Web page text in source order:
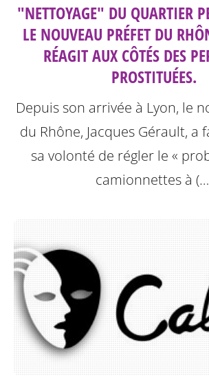
"NETTOYAGE" DU QUARTIER
LE NOUVEAU PRÉFET DU
RÉAGIT AUX CÔTÉS DES
PROSTITUÉES.
Depuis son arrivée à Lyon, le
du Rhône, Jacques Gérault, a
sa volonté de régler le «
camionnettes à